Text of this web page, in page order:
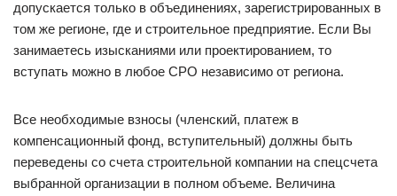
допускается только в объединениях, зарегистрированных в
том же регионе, где и строительное предприятие. Если Вы
занимаетесь изысканиями или проектированием, то
вступать можно в любое СРО независимо от региона.
Все необходимые взносы (членский, платеж в
компенсационный фонд, вступительный) должны быть
переведены со счета строительной компании на спецсчета
выбранной организации в полном объеме. Величина